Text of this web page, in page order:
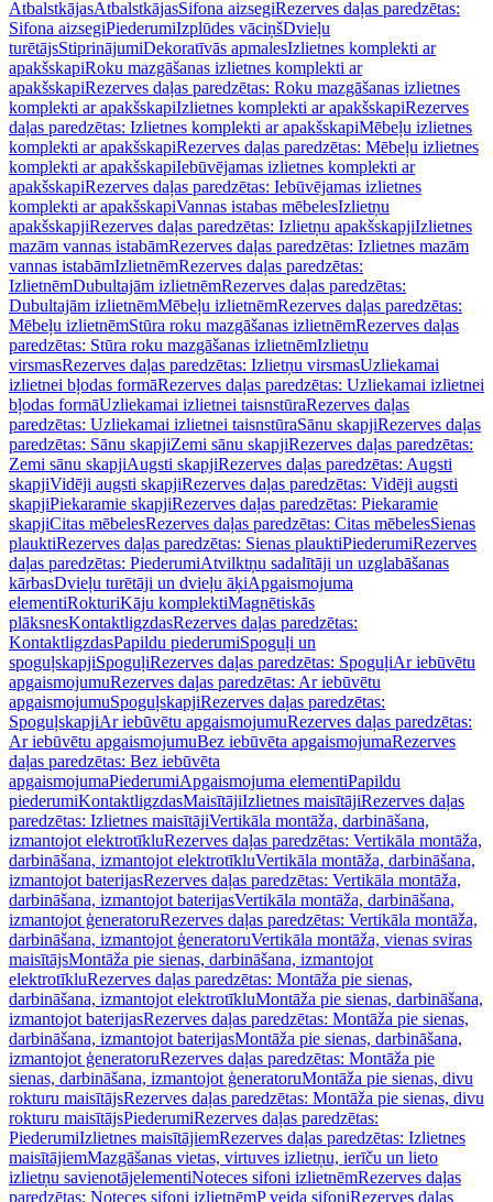
AtbalstkājasAtbalstkājasSifona aizsegiRezerves daļas paredzētas:
Sifona aizsegiPiederumiIzplūdes vāciņšDvieļu
turētājsStiprinājumiDekoratīvās apmalesIzlietnes komplekti ar
apakšskapiRoku mazgāšanas izlietnes komplekti ar
apakšskapiRezerves daļas paredzētas: Roku mazgāšanas izlietnes
komplekti ar apakšskapiIzlietnes komplekti ar apakšskapiRezerves
daļas paredzētas: Izlietnes komplekti ar apakšskapiMēbeļu izlietnes
komplekti ar apakšskapiRezerves daļas paredzētas: Mēbeļu izlietnes
komplekti ar apakšskapiIebūvējamas izlietnes komplekti ar
apakšskapiRezerves daļas paredzētas: Iebūvējamas izlietnes
komplekti ar apakšskapiVannas istabas mēbelesIzlietņu
apakšskapjiRezerves daļas paredzētas: Izlietņu apakšskapjiIzlietnes
mazām vannas istabāmRezerves daļas paredzētas: Izlietnes mazām
vannas istabāmIzlietnēmRezerves daļas paredzētas:
IzlietnēmDubultajām izlietnēmRezerves daļas paredzētas:
Dubultajām izlietnēmMēbeļu izlietnēmRezerves daļas paredzētas:
Mēbeļu izlietnēmStūra roku mazgāšanas izlietnēmRezerves daļas
paredzētas: Stūra roku mazgāšanas izlietnēmIzlietņu
virsmasRezerves daļas paredzētas: Izlietņu virsmasUzliekamai
izlietnei bļodas formāRezerves daļas paredzētas: Uzliekamai izlietnei
bļodas formāUzliekamai izlietnei taisnstūraRezerves daļas
paredzētas: Uzliekamai izlietnei taisnstūraSānu skapjiRezerves daļas
paredzētas: Sānu skapjiZemi sānu skapjiRezerves daļas paredzētas:
Zemi sānu skapjiAugsti skapjiRezerves daļas paredzētas: Augsti
skapjiVidēji augsti skapjiRezerves daļas paredzētas: Vidēji augsti
skapjiPiekaramie skapjiRezerves daļas paredzētas: Piekaramie
skapjiCitas mēbelesRezerves daļas paredzētas: Citas mēbelesSienas
plauktiRezerves daļas paredzētas: Sienas plauktiPiederumiRezerves
daļas paredzētas: PiederumiAtvilktņu sadalītāji un uzglabāšanas
kārbasDvieļu turētāji un dvieļu āķiApgaismojuma
elementiRokturiKāju komplektiMagnētiskās
plāksnesKontaktligzdasRezerves daļas paredzētas:
KontaktligzdasPapildu piederumiSpoguļi un
spoguļskapjiSpoguļiRezerves daļas paredzētas: SpoguļiAr iebūvētu
apgaismojumuRezerves daļas paredzētas: Ar iebūvētu
apgaismojumuSpoguļskapjiRezerves daļas paredzētas:
SpoguļskapjiAr iebūvētu apgaismojumuRezerves daļas paredzētas:
Ar iebūvētu apgaismojumuBez iebūvēta apgaismojumaRezerves
daļas paredzētas: Bez iebūvēta
apgaismojumaPiederumiApgaismojuma elementiPapildu
piederumiKontaktligzdasMaisītājiIzlietnes maisītājiRezerves daļas
paredzētas: Izlietnes maisītājiVertikāla montāža, darbināšana,
izmantojot elektrotīkluRezerves daļas paredzētas: Vertikāla montāža,
darbināšana, izmantojot elektrotīkluVertikāla montāža, darbināšana,
izmantojot baterijasRezerves daļas paredzētas: Vertikāla montāža,
darbināšana, izmantojot baterijasVertikāla montāža, darbināšana,
izmantojot ģeneratoruRezerves daļas paredzētas: Vertikāla montāža,
darbināšana, izmantojot ģeneratoruVertikāla montāža, vienas sviras
maisītājsMontāža pie sienas, darbināšana, izmantojot
elektrotīkluRezerves daļas paredzētas: Montāža pie sienas,
darbināšana, izmantojot elektrotīkluMontāža pie sienas, darbināšana,
izmantojot baterijasRezerves daļas paredzētas: Montāža pie sienas,
darbināšana, izmantojot baterijasMontāža pie sienas, darbināšana,
izmantojot ģeneratoruRezerves daļas paredzētas: Montāža pie
sienas, darbināšana, izmantojot ģeneratoruMontāža pie sienas, divu
rokturu maisītājsRezerves daļas paredzētas: Montāža pie sienas, divu
rokturu maisītājsPiederumiRezerves daļas paredzētas:
PiederumiIzlietnes maisītājiemRezerves daļas paredzētas: Izlietnes
maisītājiemMazgāšanas vietas, virtuves izlietņu, ierīču un lieto
izlietņu savienotājelementiNoteces sifoni izlietnēmRezerves daļas
paredzētas: Noteces sifoni izlietnēmP veida sifoniRezerves daļas